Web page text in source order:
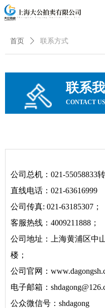
联系
CONTACT US
公司总机：021-55058833转
直线电话：021-63616999
公司传真: 021-63185307；
客服热线：4009211888；
公司地址：上海黄浦区中
楼；
公司官网：
电子邮箱：
公众微信号：shdagong
首页 ꄲ 联系方式